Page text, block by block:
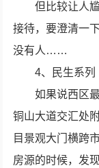
但比较让人
接待，要澄清一
没有人……
4、民生系列
如果说西区
铜山大道交汇处
目景观大门横跨
房源的时候，发